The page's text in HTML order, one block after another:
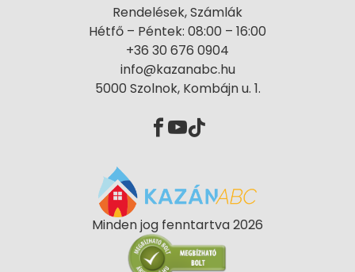
Rendelések, Számlák
Hétfő – Péntek: 08:00 – 16:00
+36 30 676 0904
info@kazanabc.hu
5000 Szolnok, Kombájn u. 1.
Minden jog fenntartva 2026